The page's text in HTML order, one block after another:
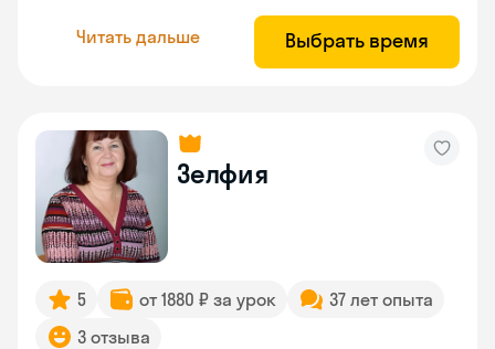
Читать дальше Выбрать время
Зелфия
5 от 1880 ₽ за урок
37 лет опыта
3 отзыва